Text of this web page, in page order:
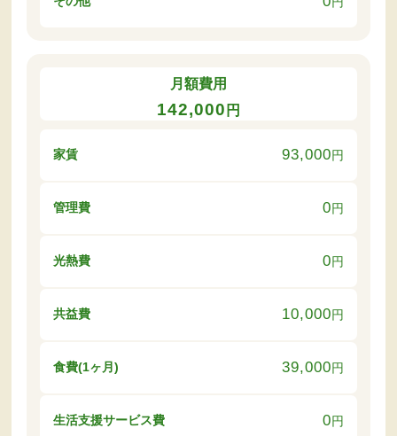
月額費用
142,000 円
家賃 93,000円
管理費 0円
光熱費 0円
共益費 10,000円
食費(1ヶ月) 39,000円
生活支援サービス費 0円